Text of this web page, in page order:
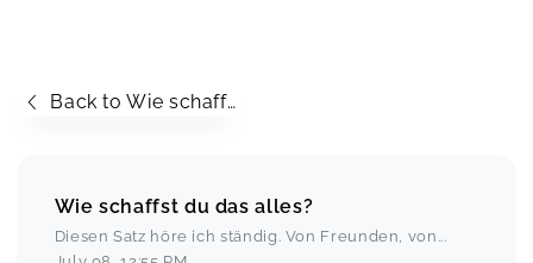
Back to Wie schaffst du das alles?
Wie schaffst du das alles?
Diesen Satz höre ich ständig. Von Freunden, von ...